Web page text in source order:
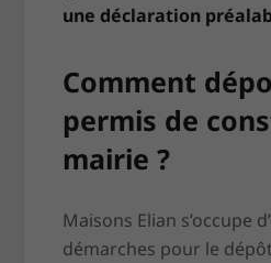
une déclaration
Comment
permis de
mairie ?
Maisons Elian s’occupe
démarches pour le